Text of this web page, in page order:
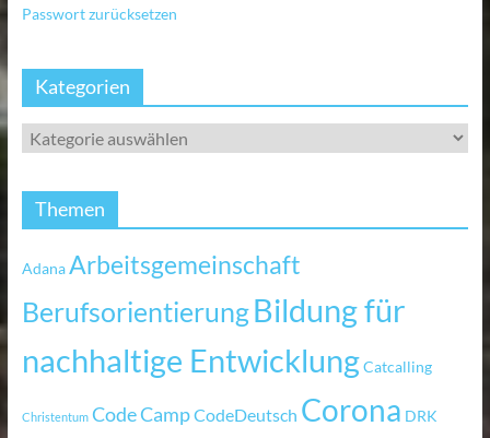
Passwort zurücksetzen
Kategorien
Themen
AdanaArbeitsgemeinschaft
BerufsorientierungBildung für
nachhaltige EntwicklungCatcalling
Christentum Code CampCodeDeutsch Corona DRK